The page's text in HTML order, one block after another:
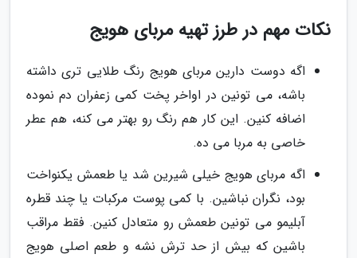
نکات مهم در طرز تهیه مربای هویج
اگه دوست دارین مربای هویج رنگ طلایی تری داشته
باشه، می تونین در اواخر پخت کمی زعفران دم نموده
اضافه کنین. این کار هم رنگ رو بهتر می کنه، هم عطر
خاصی به مربا می ده.
اگه مربای هویج خیلی شیرین شد یا طعمش یکنواخت
بود، نگران نباشین. با کمی پوست مرکبات یا چند قطره
آبلیمو می تونین طعمش رو متعادل کنین. فقط مراقب
باشین که بیش از حد ترش نشه و طعم اصلی هویج